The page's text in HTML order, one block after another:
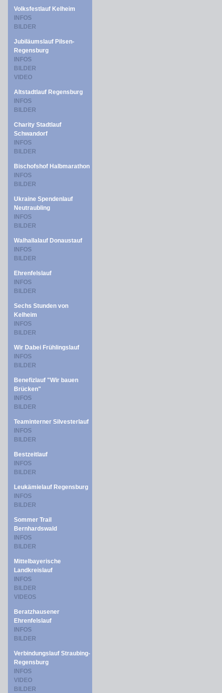
Volksfestlauf Kelheim
INFOS
BILDER
Jubiläumslauf Pilsen-
Regensburg
INFOS
BILDER
VIDEO
Altstadtlauf Regensburg
INFOS
BILDER
Charity Stadtlauf
Schwandorf
INFOS
BILDER
Bischofshof Halbmarathon
INFOS
BILDER
Ukraine Spendenlauf
Neutraubling
INFOS
BILDER
Walhallalauf Donaustauf
INFOS
BILDER
Ehrenfelslauf
INFOS
BILDER
Sechs Stunden von
Kelheim
INFOS
BILDER
Wir Dabei Frühlingslauf
INFOS
BILDER
Benefizlauf "Wir bauen
Brücken"
INFOS
BILDER
Teaminterner Silvesterlauf
INFOS
BILDER
Bestzeitlauf
INFOS
BILDER
Leukämielauf Regensburg
INFOS
BILDER
Sommer Trail
Bernhardswald
INFOS
BILDER
Mittelbayerische
Landkreislauf
INFOS
BILDER
VIDEOS
Beratzhausener
Ehrenfelslauf
INFOS
BILDER
Verbindungslauf Straubing-
Regensburg
INFOS
VIDEO
BILDER